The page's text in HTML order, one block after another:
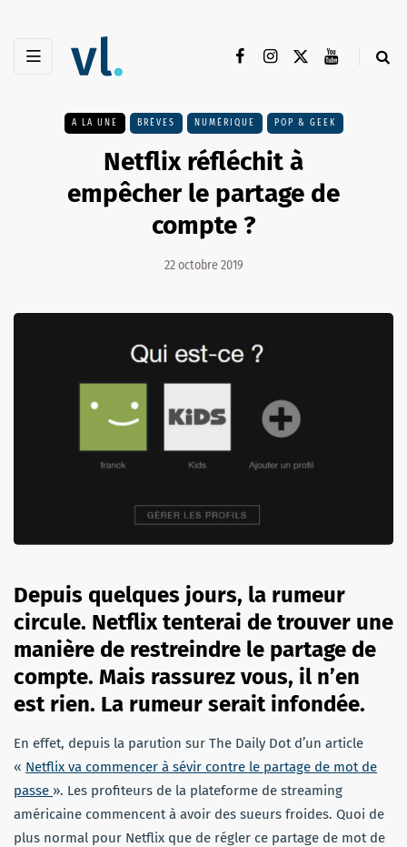
A LA UNE BRÈVES NUMÉRIQUE POP & GEEK
Netflix réfléchit à
empêcher le partage de
compte ?
22 octobre 2019
Depuis quelques jours, la rumeur
circule. Netflix tenterai de trouver une
manière de restreindre le partage de
compte. Mais rassurez vous, il n’en
est rien. La rumeur serait infondée.
En effet, depuis la parution sur The Daily Dot d’un article
« Netflix va commencer à sévir contre le partage de mot de
passe ». Les profiteurs de la plateforme de streaming
américaine commencent à avoir des sueurs froides. Quoi de
plus normal pour Netflix que de régler ce partage de mot de